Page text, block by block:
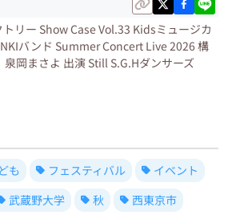
リー Show Case Vol.33 Kidsミュージカ
バンド Summer Concert Live 2026 構
岡まさよ 出演 Still S.G.Hダンサーズ
も フェスティバル
イベント
武蔵野大学 秋
西東京市